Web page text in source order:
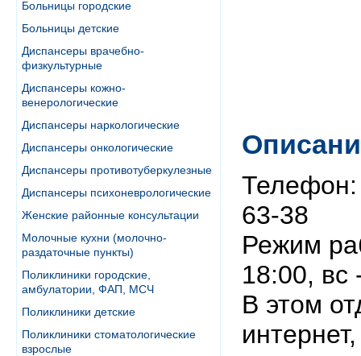
Больницы городские
Больницы детские
Диспансеры врачебно-
физкультурные
Диспансеры кожно-
венерологические
Диспансеры наркологические
Диспансеры онкологические
Диспансеры противотуберкулезные
Диспансеры психоневрологические
Женские районные консультации
Молочные кухни (молочно-
раздаточные пункты)
Поликлиники городские,
амбулатории, ФАП, МСЧ
Поликлиники детские
Поликлиники стоматологические
взрослые
63-38
Режим
18:00, вс
В этом